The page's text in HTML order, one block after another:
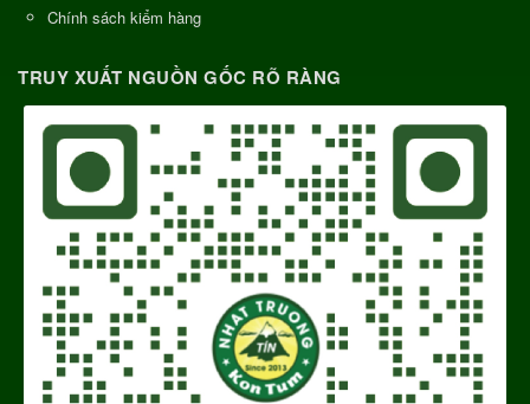
Chính sách kiểm hàng
TRUY XUẤT NGUỒN GỐC RÕ RÀNG